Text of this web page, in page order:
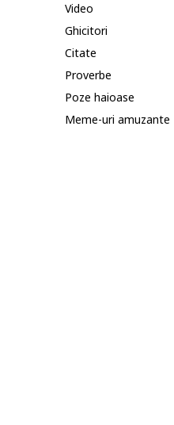
Video
Ghicitori
Citate
Proverbe
Poze haioase
Meme-uri amuzante